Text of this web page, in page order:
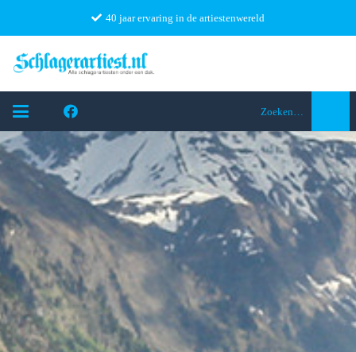
40 jaar ervaring in de artiestenwereld
Zoeken…